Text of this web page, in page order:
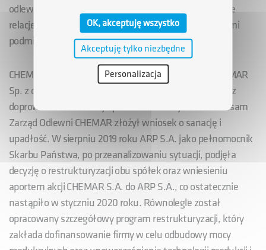
odlewów wysoko stopowych. Mając na względzie dobre
relacje biznesowe i współpracę tworzy synergię z innymi
podmiotami Grupy ARP S.A.
CHEMAR S.A. oraz jego spółka zależna Odlewnia CHEMAR
Sp. z o.o. przez złe zarządzanie zostały zadłużone oraz
doprowadzone na skraj upadłości – w maju 2019 roku sam
Zarząd Odlewni CHEMAR złożył wniosek o sanację i
upadłość. W sierpniu 2019 roku ARP S.A. jako pełnomocnik
Skarbu Państwa, po przeanalizowaniu sytuacji, podjęła
decyzję o restrukturyzacji obu spółek oraz wniesieniu
aportem akcji CHEMAR S.A. do ARP S.A., co ostatecznie
nastąpiło w styczniu 2020 roku. Równolegle został
opracowany szczegółowy program restrukturyzacji, który
zakłada dofinansowanie firmy w celu odbudowy mocy
OK, akceptuję wszystko
Akceptuję tylko niezbędne
Personalizacja